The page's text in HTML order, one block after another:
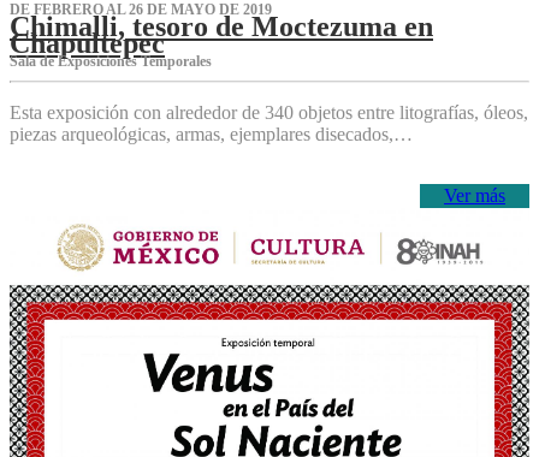
DE FEBRERO AL 26 DE MAYO DE 2019
Chimalli, tesoro de Moctezuma en
Chapultepec
Sala de Exposiciones Temporales
Esta exposición con alrededor de 340 objetos entre litografías, óleos,
piezas arqueológicas, armas, ejemplares disecados,…
Ver más